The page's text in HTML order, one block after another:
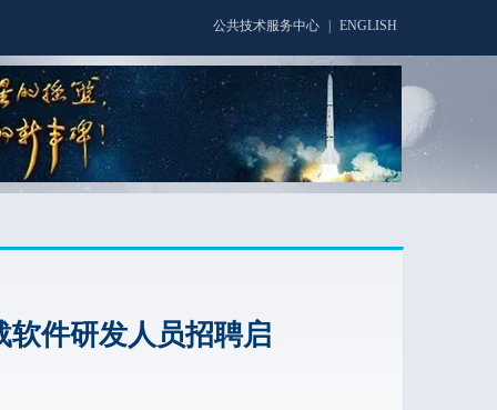
公共技术服务中心 ENGLISH
件研发人员招聘启